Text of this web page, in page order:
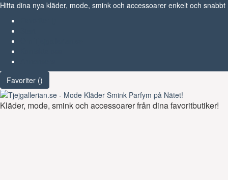
Hitta dina nya kläder, mode, smink och accessoarer enkelt och snabbt
Favoriter ()
Kläder, mode, smink och accessoarer från dina favoritbutiker!